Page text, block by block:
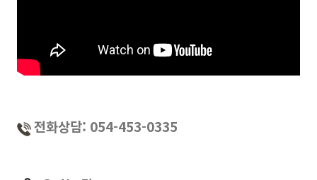
전화상담: 054-453-0335